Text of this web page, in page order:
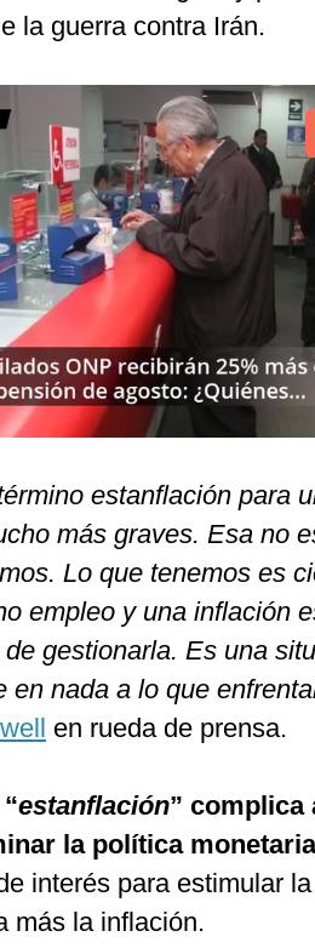
la guerra contra Irán.
estanflación para
más graves. Esa no
Lo que tenemos es
empleo y una inflación
gestionarla. Es una
en nada a lo que
en rueda de prensa.
estanflación” complica
la política monetaria
interés para estimular
más la inflación.